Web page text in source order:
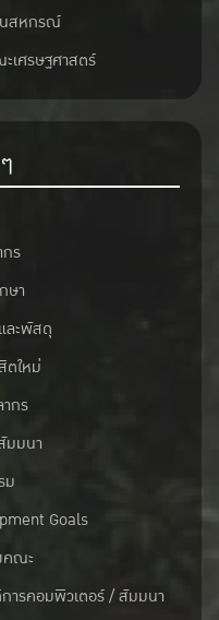
นสหกรณ์
เศรษฐศาสตร์
ร
ษา
ละพัสดุ
ตใหม่
กร
มมนา
ม
Goals
คณะ
ารคอมพิวเตอร์ / สัมมนา